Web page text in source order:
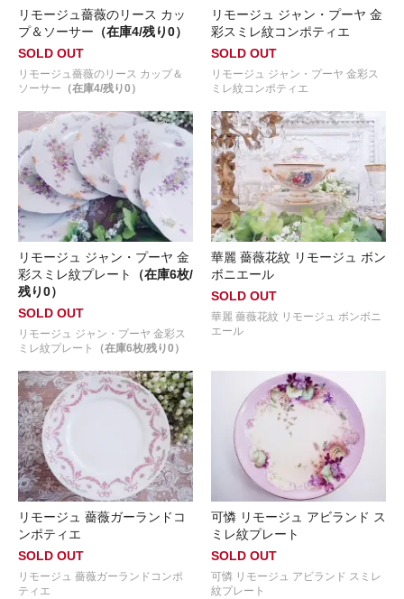
リモージュ薔薇のリース カッ
プ＆ソーサー （在庫4/残り0）
SOLD OUT
リモージュ薔薇のリース カップ＆
ソーサー （在庫4/残り0）
リモージュ ジャン・プーヤ 金
彩スミレ紋コンポティエ
SOLD OUT
リモージュ ジャン・プーヤ 金彩ス
ミレ紋コンポティエ
リモージュ ジャン・プーヤ 金
彩スミレ紋プレート
（在庫6枚/
残り0）
SOLD OUT
リモージュ ジャン・プーヤ 金彩ス
ミレ紋プレート
（在庫6枚/残り0）
華麗 薔薇花紋 リモージュ ボン
ボニエール
SOLD OUT
華麗 薔薇花紋 リモージュ ボンボニ
エール
リモージュ 薔薇ガーランドコ
ンポティエ
SOLD OUT
リモージュ 薔薇ガーランドコンポ
ティエ
可憐 リモージュ アビランド ス
ミレ紋プレート
SOLD OUT
可憐 リモージュ アビランド スミレ
紋プレート